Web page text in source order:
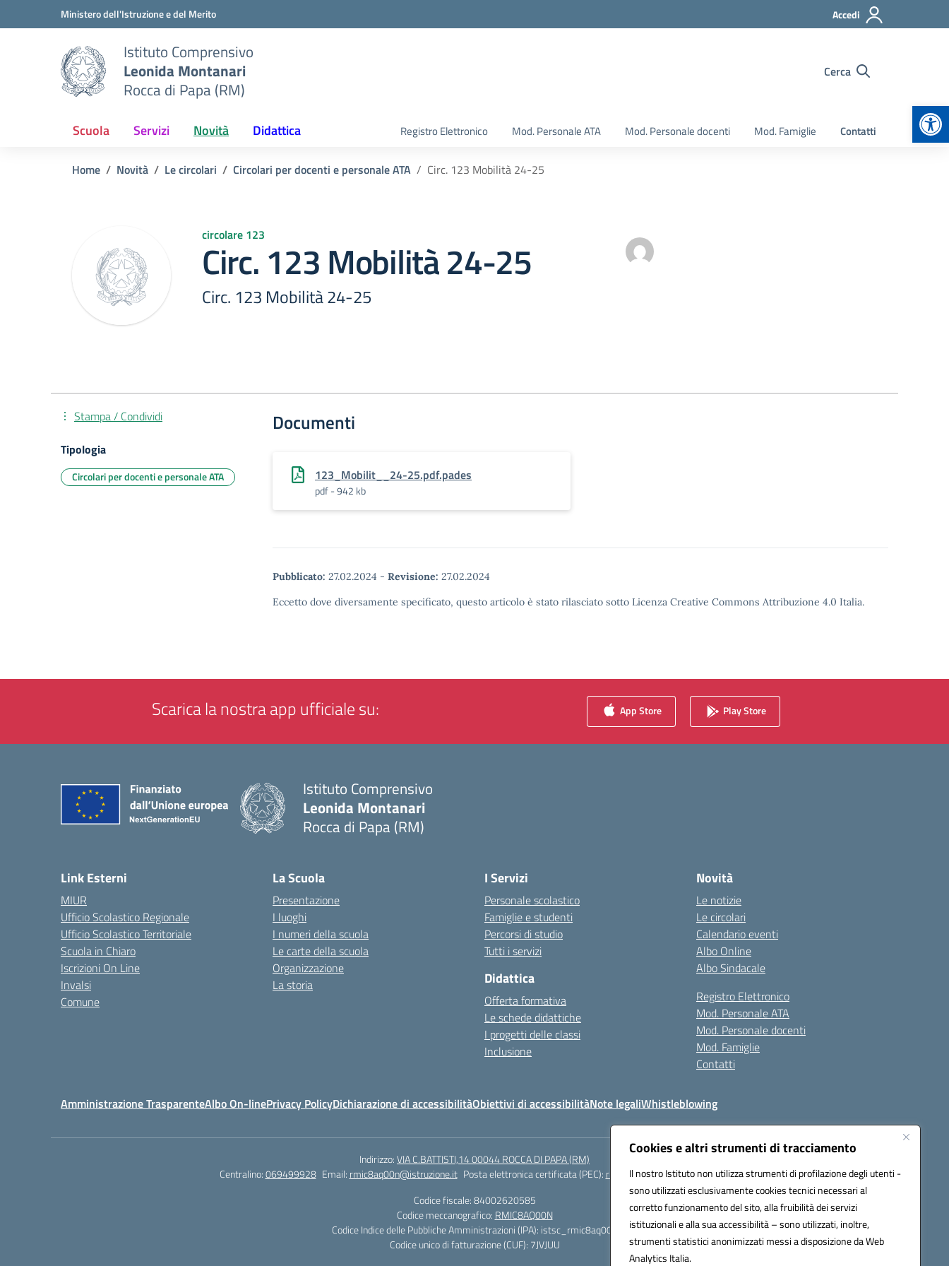
Cookies e altri strumenti di tracciamento
Il nostro Istituto non utilizza strumenti di profilazione degli utenti -
sono utilizzati esclusivamente cookies tecnici necessari al
corretto funzionamento del sito, alla fruibilità dei servizi
istituzionali e alla sua accessibilità – sono utilizzati, inoltre,
strumenti statistici anonimizzati messi a disposizione da Web
Analytics Italia.
Vai ai contenuti
Vai al menu di navigazioneMinistero dell'Istruzione e del Merito Accedi
Istituto Comprensivo
Leonida Montanari
Rocca di Papa (RM)
Cerca
Scuola Servizi Novità Didattica Registro Elettronico Mod. Personale ATA Mod. Personale docenti Mod. Famiglie Contatti
Home Novità Le circolari Circolari per docenti e personale ATA Circ. 123 Mobilità 24-25
circolare 123
Circ. 123 Mobilità 24-25
Circ. 123 Mobilità 24-25
Documenti
123_Mobilit__24-25.pdf.pades
pdf - 942 kb
Pubblicato: 27.02.2024 - Revisione: 27.02.2024
Eccetto dove diversamente specificato, questo articolo è stato rilasciato sotto Licenza Creative Commons Attribuzione 4.0 Italia.
Stampa / Condividi
Tipologia
Circolari per docenti e personale ATA
Scarica la nostra app ufficiale su: App Store Play Store
Istituto Comprensivo
Leonida Montanari
Rocca di Papa (RM)
Link Esterni
MIUR
Ufficio Scolastico Regionale
Ufficio Scolastico Territoriale
Scuola in Chiaro
Iscrizioni On Line
Invalsi
Comune
La Scuola
Presentazione
I luoghi
I numeri della scuola
Le carte della scuola
Organizzazione
La storia
I Servizi
Personale scolastico
Famiglie e studenti
Percorsi di studio
Tutti i servizi
Didattica
Offerta formativa
Le schede didattiche
I progetti delle classi
Inclusione
Novità
Le notizie
Le circolari
Calendario eventi
Albo Online
Albo Sindacale
Registro Elettronico
Mod. Personale ATA
Mod. Personale docenti
Mod. Famiglie
Contatti
Amministrazione TrasparenteAlbo On-linePrivacy PolicyDichiarazione di accessibilitàObiettivi di accessibilitàNote legaliWhistleblowing
Indirizzo:VIA C.BATTISTI,14 00044 ROCCA DI PAPA (RM)
Centralino:069499928 Email: rmic8aq00n@istruzione.it Posta elettronica certificata (PEC): rmic8aq00n@pec.istruzione.it
Codice fiscale: 84002620585
Codice meccanografico: RMIC8AQ00N
Codice Indice delle Pubbliche Amministrazioni (IPA): istsc_rmic8aq00n
Codice unico di fatturazione (CUF): 7JVJUU